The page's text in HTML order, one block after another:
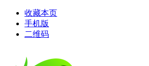
收藏本页
手机版
二维码